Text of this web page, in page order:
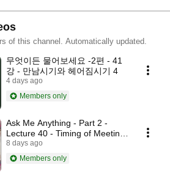
of this channel. Automatically updated.
무엇이든 물어보세요 -2편 - 41
강 - 만남시기와 헤어짐시기 4
4 days ago
Members only
Ask Me Anything - Part 2 -
Lecture 40 - Timing of Meeting
and Parting 3
8 days ago
Members only